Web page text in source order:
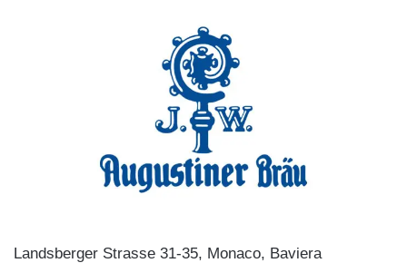
Landsberger Strasse 31-35, Monaco, Baviera